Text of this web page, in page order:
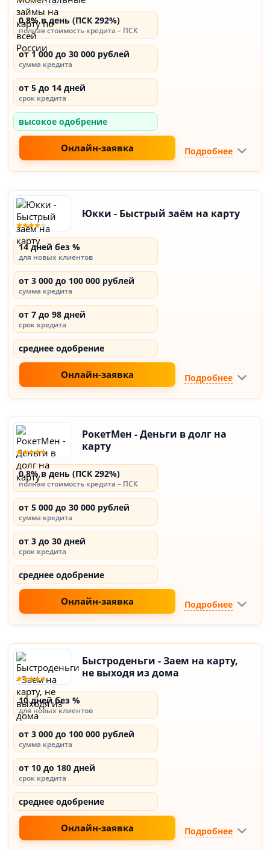
0,8% в день (ПСК 292%)
полная стоимость кредита – ПСК
от 1 000 до 30 000 рублей
сумма кредита
от 5 до 14 дней
срок кредита
высокое одобрение
Онлайн-заявка Подробнее
Юкки - Быстрый заём на карту
14 дней без %
для новых клиентов
от 3 000 до 100 000 рублей
сумма кредита
от 7 до 98 дней
срок кредита
среднее одобрение
Онлайн-заявка Подробнее
РокетМен - Деньги в долг на
карту
0,8% в день (ПСК 292%)
полная стоимость кредита – ПСК
от 5 000 до 30 000 рублей
сумма кредита
от 3 до 30 дней
срок кредита
среднее одобрение
Онлайн-заявка Подробнее
Быстроденьги - Заем на карту,
не выходя из дома
10 дней без %
для новых клиентов
от 3 000 до 100 000 рублей
сумма кредита
от 10 до 180 дней
срок кредита
среднее одобрение
Онлайн-заявка Подробнее